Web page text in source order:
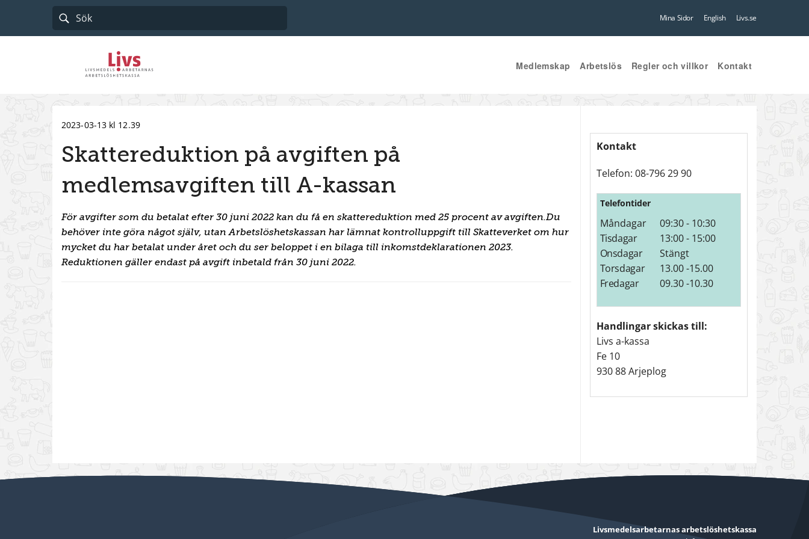
Mina Sidor English Livs.se
Medlemskap Arbetslös Regler och villkor Kontakt
2023-03-13 kl 12.39
Skattereduktion på avgiften på
medlemsavgiften till A-kassan
För avgifter som du betalat efter 30 juni 2022 kan du få en skattereduktion med 25 procent av avgiften.Du
behöver inte göra något själv, utan Arbetslöshetskassan har lämnat kontrolluppgift till Skatteverket om hur
mycket du har betalat under året och du ser beloppet i en bilaga till inkomstdeklarationen 2023.
Reduktionen gäller endast på avgift inbetald från 30 juni 2022.
Kontakt
Telefon: 08-796 29 90
Telefontider
Måndagar
Tisdagar
Onsdagar
Torsdagar
Fredagar
09:30 - 10:30
13:00 - 15:00
Stängt
13.00 -15.00
09.30 -10.30
Handlingar skickas till:
Livs a-kassa
Fe 10
930 88 Arjeplog
Livsmedelsarbetarnas arbetslöshetskassa